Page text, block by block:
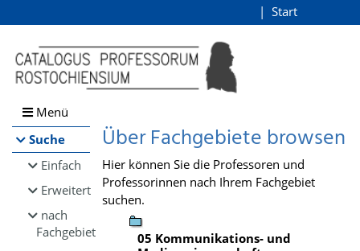
Browsen
direkt zum Inhalt
Start
Menü
Suche
Einfach
Erweitert
nach
Fachgebiet
Über Fachgebiete browsen
Hier können Sie die Professoren und
Professorinnen nach Ihrem Fachgebiet
suchen.
05 Kommunikations- und